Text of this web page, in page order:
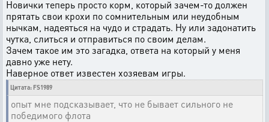
Новички теперь просто корм, который зачем-то должен
прятать свои крохи по сомнительным или неудобным
нычкам, надеяться на чудо и страдать. Ну или задонатить
чутка, слиться и отправиться по своим делам.
Зачем такое им это загадка, ответа на который у меня
давно уже нету.
Наверное ответ известен хозяевам игры.
Цитата: FS1989
опыт мне подсказывает, что не бывает сильного не
победимого флота